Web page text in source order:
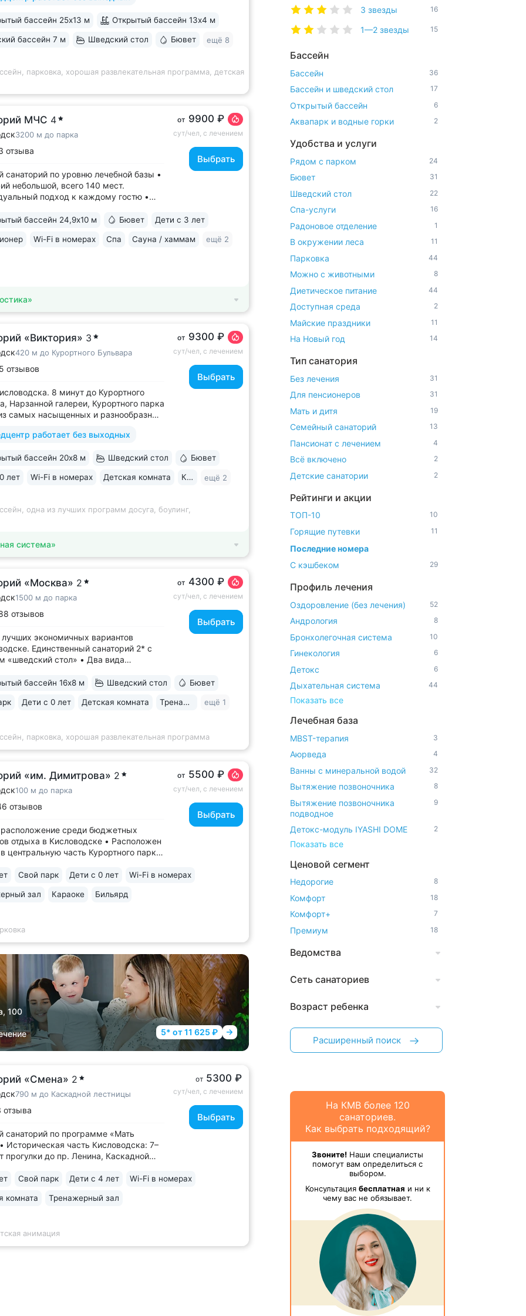
парка и основных
бассейн 25х13 м Открытый бассейн 13x4 м
бассейн 7 м Шведский стол Бювет ещё 8
парковка, хорошая развлекательная программа, детская
МЧС 4
3200 м до парка
отзыва
санаторий по уровню лечебной базы •
небольшой, всего 140 мест.
подход к каждому гостю •
КТ, МРТ, рентгена • Уникальный
и реабилитации опорно-
от 9900 ₽
сут/чел, с лечением
Выбрать
бассейн 24,9х10 м Бювет Дети с 3 лет
Wi-Fi в номерах Спа Сауна / хаммам ещё 2
«Виктория» 3
420 м до Курортного Бульвара
отзывов
8 минут до Курортного
Нарзанной галереи, Курортного парка
самых насыщенных и разнообразных
дискотеки, кинопоказы, лазерные
танцам (бачата, восточные танцы)....
работает без выходных
от 9300 ₽
сут/чел, с лечением
Выбрать
бассейн 20х8 м Шведский стол Бювет
лет Wi-Fi в номерах Детская комната Караоке ещё 2
одна из лучших программ досуга, боулинг,
система»
«Москва» 2
1500 м до парка
отзывов
экономичных вариантов
Единственный санаторий 2* с
«шведский стол» • Два вида
углекислые (нарзан)
водой двух курортов:
от 4300 ₽
сут/чел, с лечением
Выбрать
бассейн 16х8 м Шведский стол Бювет
Дети с 0 лет Детская комната Тренажерный зал ещё 1
парковка, хорошая развлекательная программа
«им. Димитрова» 2
100 м до парка
отзывов
среди бюджетных
отдыха в Кисловодске • Расположен
центральную часть Курортного парка,
Каскадная лестница, Канатка,
• Из окон номеров верхних
от 5500 ₽
сут/чел, с лечением
Выбрать
Свой парк Дети с 0 лет Wi-Fi в номерах
зал Караоке Бильярд
100
5* от 11 625 ₽
«Смена» 2
790 м до Каскадной лестницы
отзыва
санаторий по программе «Мать
Историческая часть Кисловодска: 7–
прогулки до пр. Ленина, Каскадной
водой двух курортов:
Бюветы с минеральной водой
от 5300 ₽
сут/чел, с лечением
Выбрать
Свой парк Дети с 4 лет Wi-Fi в номерах
комната Тренажерный зал
анимация
3 звезды 16
1—2 звезды 15
Бассейн
Бассейн 36
Бассейн и шведский стол 17
Открытый бассейн 6
Аквапарк и водные горки 2
Удобства и услуги
Рядом с парком 24
Бювет 31
Шведский стол 22
Спа-услуги 16
Радоновое отделение 1
В окружении леса 11
Парковка 44
Можно с животными 8
Диетическое питание 44
Доступная среда 2
Майские праздники 11
На Новый год 14
Тип санатория
Без лечения 31
Для пенсионеров 31
Мать и дитя 19
Семейный санаторий 13
Пансионат с лечением 4
Всё включено 2
Детские санатории 2
Рейтинги и акции
ТОП-10 10
Горящие путевки 11
Последние номера
С кэшбеком 29
Профиль лечения
Оздоровление (без лечения) 52
Андрология 8
Бронхолегочная система 10
Гинекология 6
Детокс 6
Дыхательная система 44
Показать все
Лечебная база
MBST-терапия 3
Аюрведа 4
Ванны с минеральной водой 32
Вытяжение позвоночника 8
Вытяжение позвоночника
подводное
9
Детокс-модуль IYASHI DOME 2
Показать все
Ценовой сегмент
Недорогие 8
Комфорт 18
Комфорт+ 7
Премиум 18
Ведомства
Сеть санаториев
Возраст ребенка
Расширенный поиск
На КМВ более 120
санаториев.
Как выбрать подходящий?
Звоните! Наши специалисты
помогут вам определиться с
выбором.
Консультация бесплатная и ни к
чему вас не обязывает.